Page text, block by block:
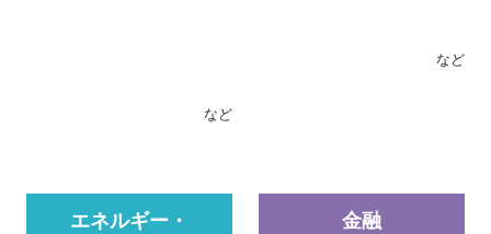
など
など
エネルギー・
金融